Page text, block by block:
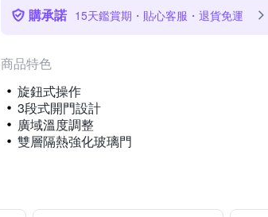
購承諾 15天鑑賞期・貼心客服・退貨免運
商品特色
旋鈕式操作
3段式開門設計
廣域溫度調整
雙層隔熱強化玻璃門